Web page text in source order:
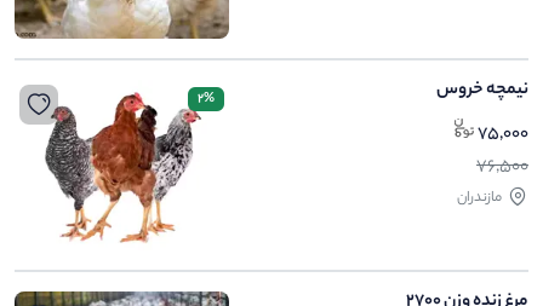
نیمچه خروس
75,000
76,500
مازندران
2%